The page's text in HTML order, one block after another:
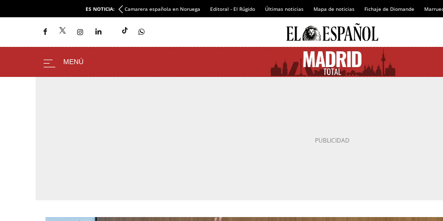
ES NOTICIA: Camarera española en Noruega Editoral - El Rúgido Últimas noticias Mapa de noticias Fichaje de Diomande